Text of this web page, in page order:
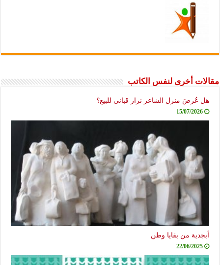
مقالات أخرى لنفس الكاتب
هل عُرضَ منزل الشاعر نزار قباني للبيع؟
15/07/2026
أبجدية من بقايا وطن
22/06/2025